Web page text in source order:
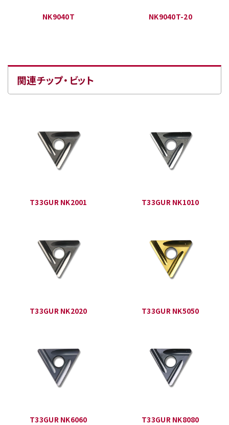
NK9040T NK9040T-20
関連チップ・ビット
T33GUR NK2001 T33GUR NK1010
T33GUR NK2020 T33GUR NK5050
T33GUR NK6060 T33GUR NK8080